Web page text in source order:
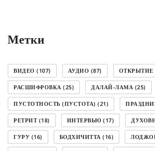
Метки
ВИДЕО (107) АУДИО (87) ОТКРЫТИЕ
РАСШИФРОВКА (25) ДАЛАЙ-ЛАМА (25)
ПУСТОТНОСТЬ (ПУСТОТА) (21)
РЕТРИТ(18) ИНТЕРВЬЮ (17)
ГУРУ (16) БОДХИЧИТТА (16)